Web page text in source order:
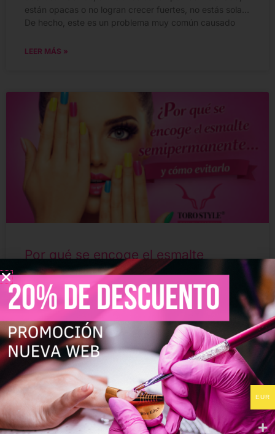
están opacas o no logran crecer fuertes, no estás sola…
De hecho, este es un problema muy común causado
LEER MÁS »
Por qué se encoge el esmalte
semipermanente y cómo evitarlo
¿Sabes por qué se encoge el esmalte semipermanente
después del curado en lámpara? Descubre las causas
más habituales y aprende cómo evitar este problema
para mantener una manicura perfecta por más tiempo.
Conviértete en un
LEER MÁS »
EUR